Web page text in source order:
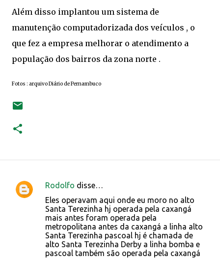
Além disso implantou um sistema de
manutenção computadorizada dos veículos , o
que fez a empresa melhorar o atendimento a
população dos bairros da zona norte .
Fotos : arquivo Diário de Pernambuco
C
Rodolfo disse…
Eles operavam aqui onde eu moro no alto
Santa Terezinha hj operada pela caxangá
mais antes foram operada pela
metropolitana antes da caxangá a linha alto
Santa Terezinha pascoal hj é chamada de
alto Santa Terezinha Derby a linha bomba e
pascoal também são operada pela caxangá